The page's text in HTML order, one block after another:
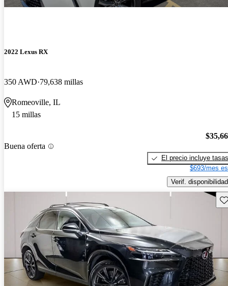
2022 Lexus RX
350 AWD 79,638 millas
Romeoville, IL
15 millas
Buena oferta
El precio incluye tasas
$693/mes
Verif. disponibilidad